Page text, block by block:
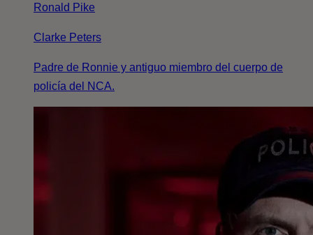
Ronald Pike
Clarke Peters
Padre de Ronnie y antiguo miembro del cuerpo de
policía del NCA.